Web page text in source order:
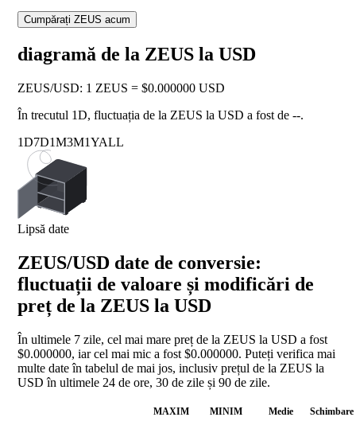
Cumpărați ZEUS acum
diagramă de la ZEUS la USD
ZEUS/USD: 1 ZEUS = $0.000000 USD
În trecutul 1D, fluctuația de la ZEUS la USD a fost de --.
1D7D1M3M1YALL
Lipsă date
ZEUS/USD date de conversie:
fluctuații de valoare și modificări de
preț de la ZEUS la USD
În ultimele 7 zile, cel mai mare preț de la ZEUS la USD a fost
$0.000000, iar cel mai mic a fost $0.000000. Puteți verifica mai
multe date în tabelul de mai jos, inclusiv prețul de la ZEUS la
USD în ultimele 24 de ore, 30 de zile și 90 de zile.
MAXIM MINIM Medie
Schimbare